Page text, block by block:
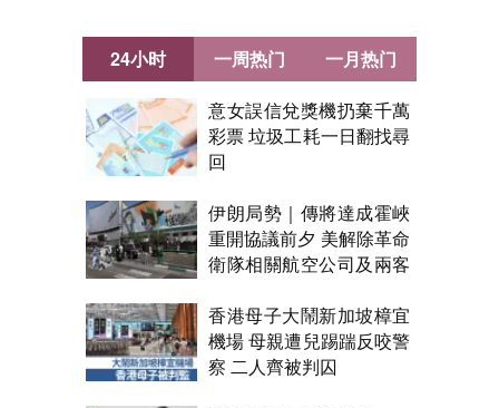
24小时
意女誤信兌獎機扔棄千萬
彩票 垃圾工耗一日翻找尋
回
伊朗局勢｜傳將達成霍峽
重開協議前夕 美解除革命
衛隊相關航空公司及兩客
香港母子大鬧新加坡樟宜
機場 母親遭兒踢踹反咬警
察 二人齊被判囚
一周热门 一月热门